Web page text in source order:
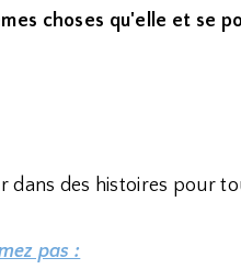
choses qu'elle et se
dans des histoires pour
pas :